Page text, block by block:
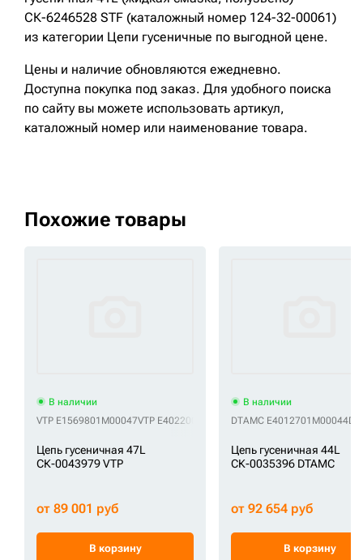
СК-6246528 STF (каталожный номер 124-32-00061)
из категории Цепи гусеничные по выгодной цене.
Цены и наличие обновляются ежедневно.
Доступна покупка под заказ. Для удобного поиска
по сайту вы можете использовать артикул,
каталожный номер или наименование товара.
Похожие товары
В наличии
VTP E1569801M00047VTP E4022000M00047VTP VE15690847
Цепь гусеничная 47L
СК-0043979 VTP
от 89 001 руб
В корзину
В наличии
DTAMC E4012701M00044
Цепь гусеничная 44L
СК-0035396 DTAMC
от 92 654 руб
В корзину